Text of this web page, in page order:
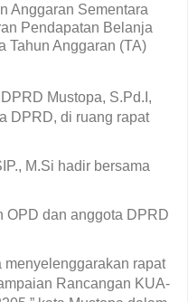
Anggaran Sementara
Pendapatan Belanja
Tahun Anggaran (TA)
Mustopa, S.Pd.I,
DPRD, di ruang rapat
M.Si hadir bersama
OPD dan anggota DPRD
rapat
Rancangan KUA-